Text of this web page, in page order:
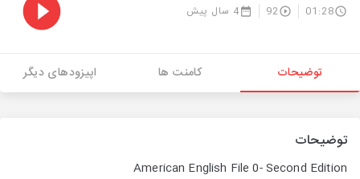
01:28
92 4 سال پیش
توضیحات کامنت ها اپیزودهای دیگر
توضیحات
American English File 0- Second Edition